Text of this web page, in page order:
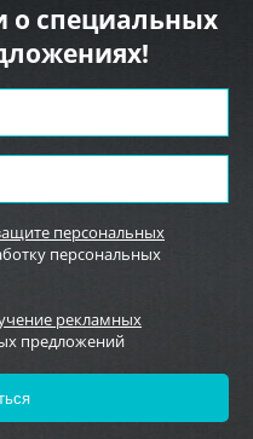
о специальных
персональных
персональных
рекламных
предложений